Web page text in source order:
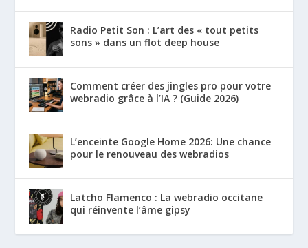
Radio Petit Son : L’art des « tout petits
sons » dans un flot deep house
Comment créer des jingles pro pour votre
webradio grâce à l’IA ? (Guide 2026)
L’enceinte Google Home 2026: Une chance
pour le renouveau des webradios
Latcho Flamenco : La webradio occitane
qui réinvente l’âme gipsy